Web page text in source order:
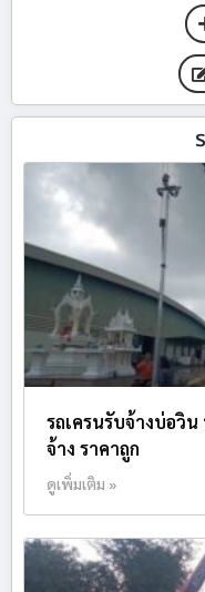
รถเครนรับจ้างบ่อวิน
จ้าง ราคาถูก
ดูเพิ่มเติม »